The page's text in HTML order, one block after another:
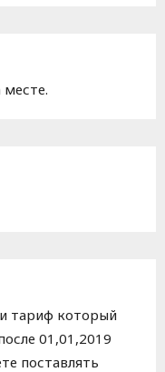
месте.
тариф который
01,01,2019
поставлять